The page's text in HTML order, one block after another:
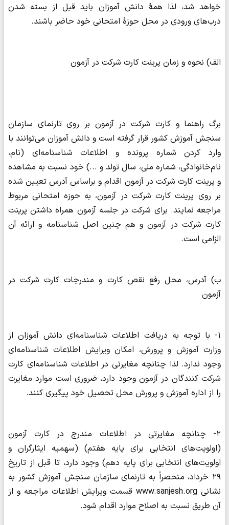
خواهد شد، لذا همۀ دانش آموزان باید قبل از بسته شدن
درب‌های ورودی در محل حوزۀ امتحانی خود حاضر باشند.
الف) نحوه‌ و زمان پرینت کارت شرکت در آزمون
برگ راهنما و کارت شرکت در آزمون بر روی تارنمای سازمان
سنجش آموزش کشور قرار گرفته است و دانش آموزان می‌توانند با
وارد کردن شماره پرونده و اطلاعات شناسنامه‌ای (نام،
نام‌خانوادگی، شماره ملی، سال تولد و ...) خود نسبت به مشاهده
و پرینت کارت شرکت در آزمون اقدام و براساس آدرس تعیین شده
بر روی پرینت کارت شرکت در آزمون، به حوزه امتحانی مربوط
مراجعه نمایند. برای شرکت در جلسه آزمون همراه داشتن پرینت
کارت شرکت در آزمون و هم چنین اصل شناسنامه و ارائه آن
الزامی است.
ب) آدرس، محل‌ رفع نقص کارت و مندرجات کارت شرکت در
آزمون
۱- با توجه به دریافت اطلاعات شناسنامه‌ای دانش آموزان از
وزارت آموزش و پرورش، امکان ویرایش اطلاعات شناسنامه‌ای
وجود ندارد. لذا چنانچه مغایرتی در اطلاعات شناسنامه‌ای کارت
شرکت کنندگان در آزمون وجود دارد، ضروری است موارد مغایرت
را از اداره آموزش و پرورش محل تحصیل خود پیگیری کنند.
۲- چنانچه مغایرتی در اطلاعات مندرج در کارت آزمون
(اولویت‌های انتخابی برای پایه هفتم) (سهمیه ایثارگران و
اولویت‌های انتخابی برای پایه دهم) وجود دارد، تا قبل از تاریخ
۲۹ خرداد، منحصراً به تارنمای سازمان سنجش آموزش کشور به
نشانی www.sanjesh.org قسمت ویرایش اطلاعات مراجعه و از
آن طریق نسبت به اصلاح موارد اقدام شود.